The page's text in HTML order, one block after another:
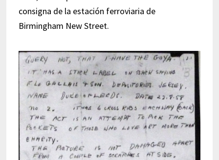
consigna de la estación ferroviaria de
Birmingham New Street.